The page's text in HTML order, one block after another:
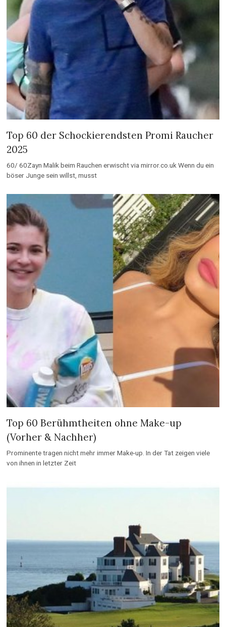
Top 60 der Schockierendsten Promi Raucher
2025
60/ 60Zayn Malik beim Rauchen erwischt via mirror.co.uk Wenn du ein
böser Junge sein willst, musst
Top 60 Berühmtheiten ohne Make-up
(Vorher & Nachher)
Prominente tragen nicht mehr immer Make-up. In der Tat zeigen viele
von ihnen in letzter Zeit